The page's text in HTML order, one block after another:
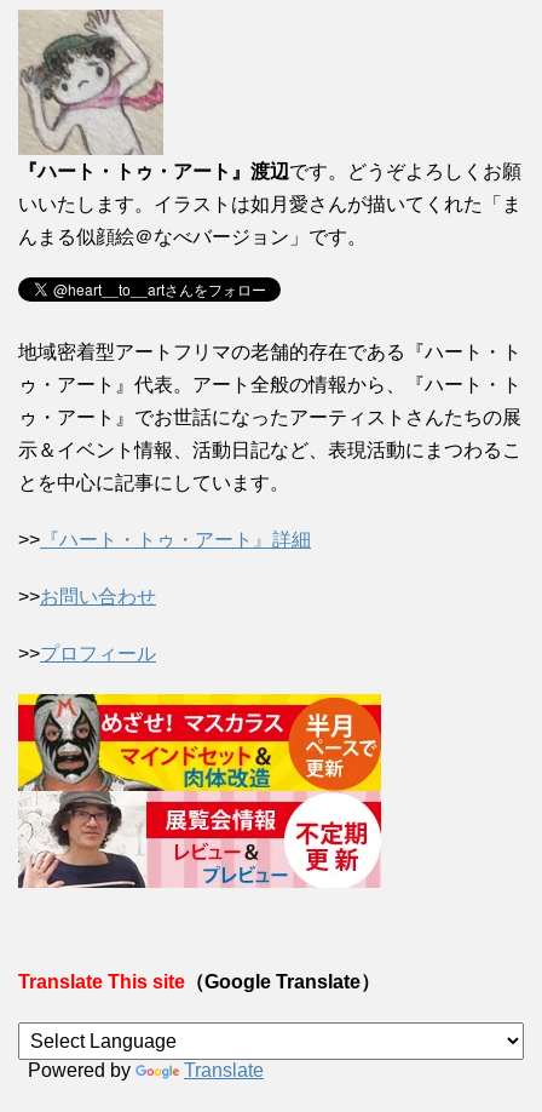
『ハート・トゥ・アート』渡辺です。どうぞよろしくお願
いいたします。イラストは如月愛さんが描いてくれた「ま
んまる似顔絵＠なべバージョン」です。
地域密着型アートフリマの老舗的存在である『ハート・ト
ゥ・アート』代表。アート全般の情報から、『ハート・ト
ゥ・アート』でお世話になったアーティストさんたちの展
示＆イベント情報、活動日記など、表現活動にまつわるこ
とを中心に記事にしています。
>> 『ハート・トゥ・アート』詳細
>>お問い合わせ
>>プロフィール
Translate This site （Google Translate）
Powered by Translate